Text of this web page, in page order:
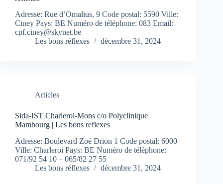
Adresse: Rue d’Omalius, 9 Code postal: 5590 Ville:
Ciney Pays: BE Numéro de téléphone: 083 Email:
cpf.ciney@skynet.be
Les bons réflexes
décembre 31, 2024
Articles
Sida-IST Charleroi-Mons c/o Polyclinique
Mambourg | Les bons reflexes
Adresse: Boulevard Zoé Drion 1 Code postal: 6000
Ville: Charleroi Pays: BE Numéro de téléphone:
071/92 54 10 – 065/82 27 55
Les bons réflexes
décembre 31, 2024